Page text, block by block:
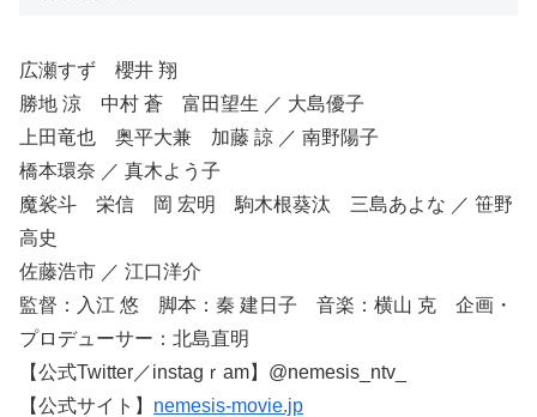
広瀬すず 櫻井 翔
勝地 涼 中村 蒼 富田望生 ／ 大島優子
上田竜也 奥平大兼 加藤 諒 ／ 南野陽子
橋本環奈 ／ 真木よう子
魔裟斗 栄信 岡 宏明 駒木根葵汰 三島あよな ／ 笹野
高史
佐藤浩市 ／ 江口洋介
監督：入江 悠 脚本：秦 建日子 音楽：横山 克 企画・
プロデューサー：北島直明
【公式Twitter／instagｒam】@nemesis_ntv_
【公式サイト】 nemesis-movie.jp